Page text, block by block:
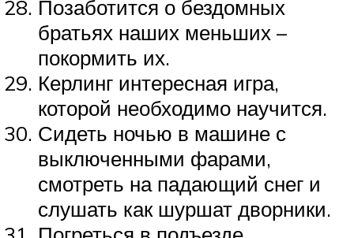
Позаботится о бездомных
братьях наших меньших –
покормить их.
Керлинг интересная игра,
которой необходимо научится.
Сидеть ночью в машине с
выключенными фарами,
смотреть на падающий снег и
слушать как шуршат дворники.